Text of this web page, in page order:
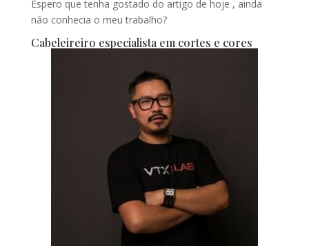
Espero que tenha gostado do artigo de hoje , ainda
não conhecia o meu trabalho?
Cabeleireiro especialista em cortes e cores